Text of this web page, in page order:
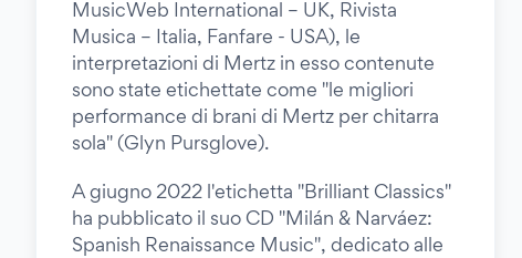
MusicWeb International – UK, Rivista
Musica – Italia, Fanfare - USA), le
interpretazioni di Mertz in esso contenute
sono state etichettate come "le migliori
performance di brani di Mertz per chitarra
sola" (Glyn Pursglove).
A giugno 2022 l'etichetta "Brilliant Classics"
ha pubblicato il suo CD "Milán & Narváez:
Spanish Renaissance Music", dedicato alle